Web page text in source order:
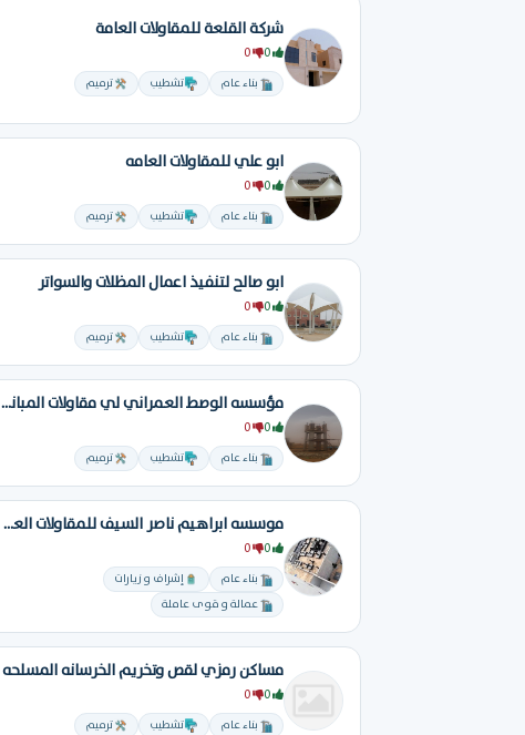
شركة القلعة للمقاولات العامة
بناء عام تشطيب ترميم
ابو علي للمقاولات العامه
بناء عام تشطيب ترميم
ابو صالح لتنفيذ اعمال المظلات والسواتر
بناء عام تشطيب ترميم
مؤسسه الوصط العمراني لي مقاولات المبانب
بناء عام تشطيب ترميم
موسسه ابراهيم ناصر السيف للمقاولات العامه
بناء عام
إشراف و زيارات
عمالة و قوى عاملة
مساكن رمزي لقص وتخريم الخرسانه المسلحه
بناء عام تشطيب ترميم